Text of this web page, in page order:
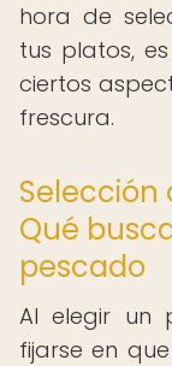
hora de
tus platos,
ciertos
frescura.
Selección
Qué
pescado
Al elegir un
fijarse en